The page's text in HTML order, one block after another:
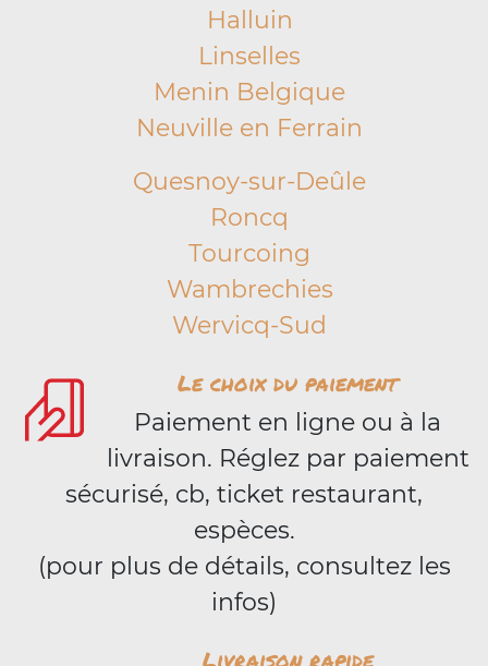
Halluin
Linselles
Menin Belgique
Neuville en Ferrain
Quesnoy-sur-Deûle
Roncq
Tourcoing
Wambrechies
Wervicq-Sud
Le choix du paiement
Paiement en ligne ou à la
livraison. Réglez par paiement
sécurisé, cb, ticket restaurant,
espèces.
(pour plus de détails, consultez les
infos)
Livraison rapide